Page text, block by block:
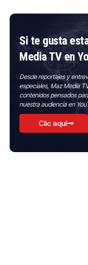
Si te gusta
Media TV en
Desde reportajes y
especiales, Maz Media
contenidos pensados
nuestra audiencia en
Clic aquí